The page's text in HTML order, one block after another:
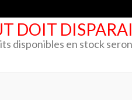
DOIT
disponibles en stock